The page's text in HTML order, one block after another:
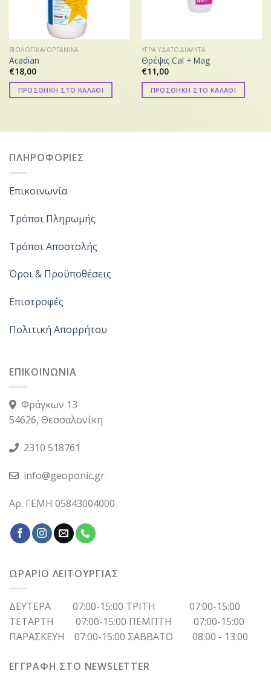
ΒΙΟΛΟΓΙΚΑ/ΟΡΓΑΝΙΚΑ
Acadian
€18,00
ΠΡΟΣΘΗΚΗ ΣΤΟ ΚΑΛΑΘΙ
ΥΓΡΑ ΥΔΑΤΟΔΙΑΛΥΤΑ
Θρέψις Cal + Mag
€11,00
ΠΡΟΣΘΗΚΗ ΣΤΟ ΚΑΛΑΘΙ
ΠΛΗΡΟΦΟΡΙΕΣ
Επικοινωνία
Τρόποι Πληρωμής
Τρόποι Αποστολής
Όροι & Προϋποθέσεις
Επιστροφές
Πολιτική Απορρήτου
ΕΠΙΚΟΙΝΩΝΙΑ
Φράγκων 13
54626, Θεσσαλονίκη
2310 518761
info@geoponic.gr
Αρ. ΓΕΜΗ 05843004000
ΩΡΑΡΙΟ ΛΕΙΤΟΥΡΓΙΑΣ
ΔΕΥΤΕΡΑ 07:00-15:00 ΤΡΙΤΗ 07:00-15:00
ΤΕΤΑΡΤΗ 07:00-15:00 ΠΕΜΠΤΗ 07:00-15:00
ΠΑΡΑΣΚΕΥΗ 07:00-15:00 ΣΑΒΒΑΤΟ 08:00 - 13:00
ΕΓΓΡΑΦΗ ΣΤΟ NEWSLETTER